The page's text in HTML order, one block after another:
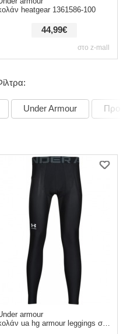
στο z-mall
heatgear 1361586-100
44,99€
Under Armour
Under armour
ua hg armour leggings σύνθεση: matière synthétiques,spandex,πολυεστέρας